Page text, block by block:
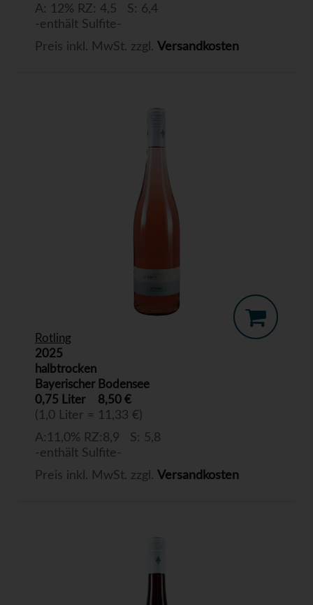
A: 12% RZ: 4,5 S: 6,4
-enthält Sulfite-
Preis inkl. MwSt. zzgl. Versandkosten
Rotling
2025
halbtrocken
Bayerischer Bodensee
0,75 Liter
8,50 €
(1,0 Liter = 11,33 €)
A:11,0% RZ:8,9 S: 5,8
-enthält Sulfite-
Preis inkl. MwSt. zzgl. Versandkosten